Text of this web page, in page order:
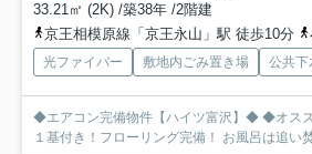
33.21㎡ (2K) /築38年 /2階建
京王相模原線「京王永山」駅 徒歩10分
光ファイバー 敷地内ごみ置き場 公共下
◆エアコン完備物件【ハイツ富沢】◆ ◆オススメポイント◆ エアコン
１基付き！フローリング完備！ お風呂は追い